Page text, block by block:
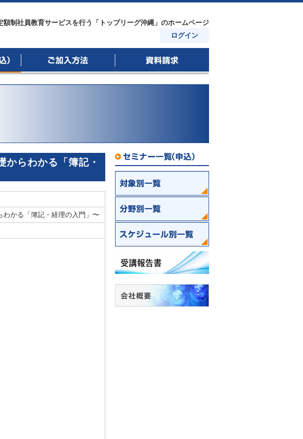
制社員教育サービスを行う「トップリーグ沖縄」のホームページ
ログイン
らわかる「簿記・
わかる「簿記・経理の入門」〜
セミナー一覧